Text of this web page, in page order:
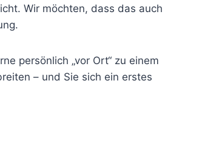
Wir möchten, dass das auch
persönlich „vor Ort“ zu einem
– und Sie sich ein erstes